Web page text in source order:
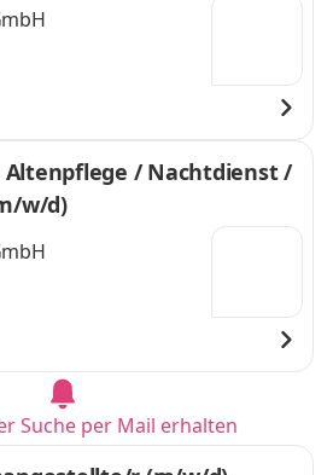
/ Nachtdienst /
w/d)
Suche per Mail erhalten